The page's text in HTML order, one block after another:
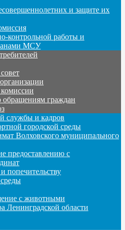
и защите их
контрольной работы и
МСУ
граждан
службы и кадров
городской среды
Волховского муниципального
предоставлению с
попечительству
с животными
Ленинградской области